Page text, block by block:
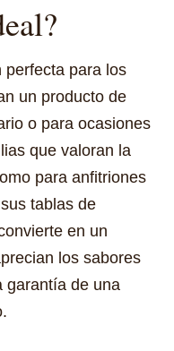
perfecta para los
un producto de
o para ocasiones
que valoran la
para anfitriones
tablas de
en un
los sabores
garantía de una